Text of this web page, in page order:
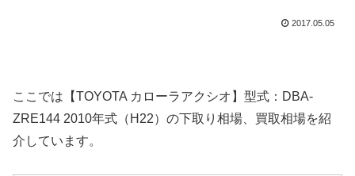
2017.05.05
ここでは【TOYOTA カローラアクシオ】型式：DBA-
ZRE144 2010年式（H22）の下取り相場、買取相場を紹
介しています。